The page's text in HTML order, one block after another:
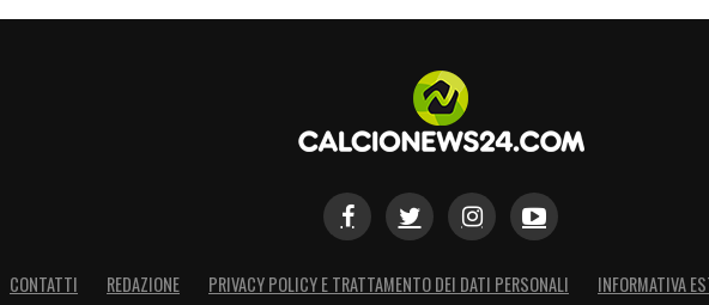
CONTATTI REDAZIONE PRIVACY POLICY E TRATTAMENTO DEI DATI PERSONALI INFORMATIVA